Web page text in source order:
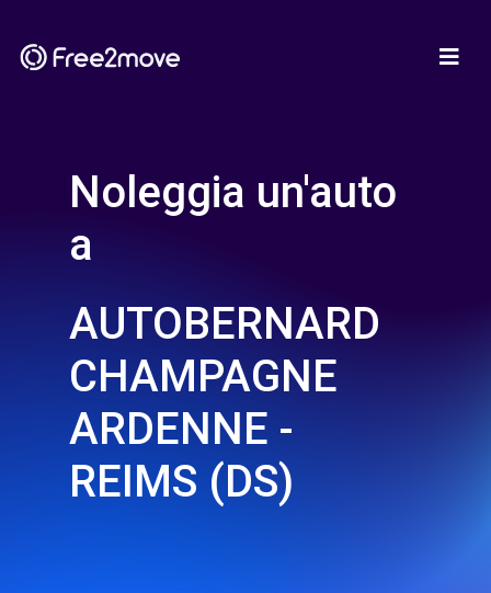
Noleggia un'auto
a
AUTOBERNARD
CHAMPAGNE
ARDENNE -
REIMS (DS)